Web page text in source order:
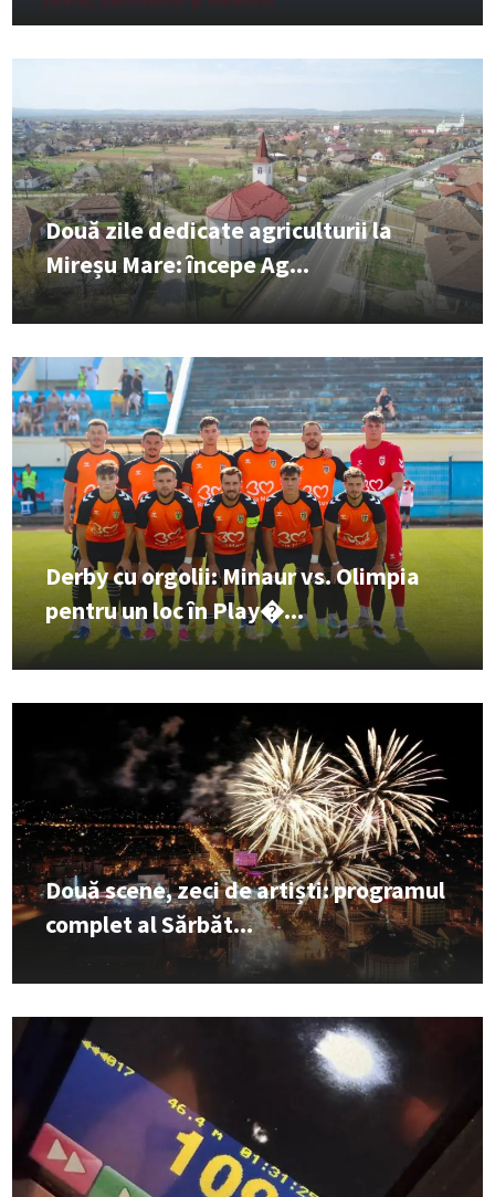
Două zile dedicate agriculturii la
Mireșu Mare: începe Ag...
Derby cu orgolii: Minaur vs. Olimpia
pentru un loc în Play�...
Două scene, zeci de artiști: programul
complet al Sărbăt...